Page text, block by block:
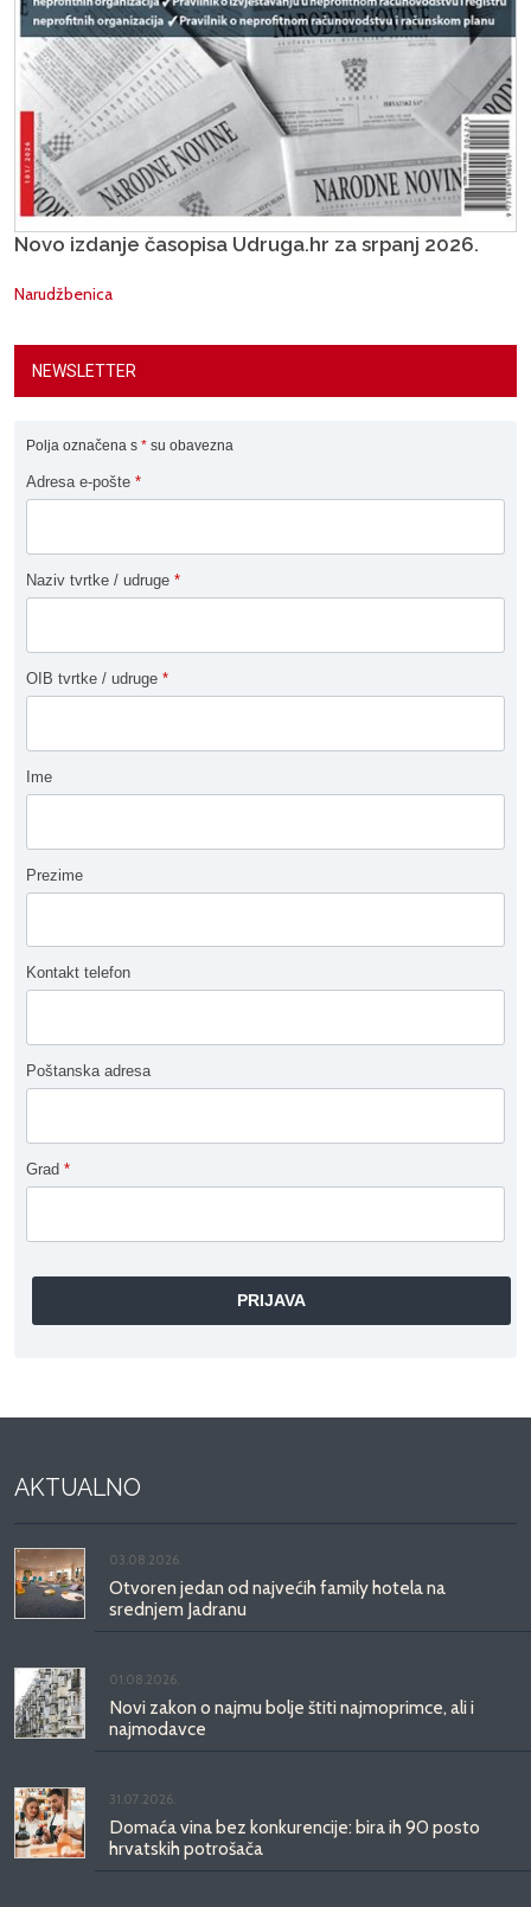
Novo izdanje časopisa Udruga.hr za srpanj 2026.
Narudžbenica
NEWSLETTER
Polja označena s * su obavezna
Adresa e-pošte *
Naziv tvrtke / udruge *
OIB tvrtke / udruge *
Ime
Prezime
Kontakt telefon
Poštanska adresa
Grad *
AKTUALNO
03.08.2026.
Otvoren jedan od najvećih family hotela na
srednjem Jadranu
01.08.2026.
Novi zakon o najmu bolje štiti najmoprimce, ali i
najmodavce
31.07.2026.
Domaća vina bez konkurencije: bira ih 90 posto
hrvatskih potrošača